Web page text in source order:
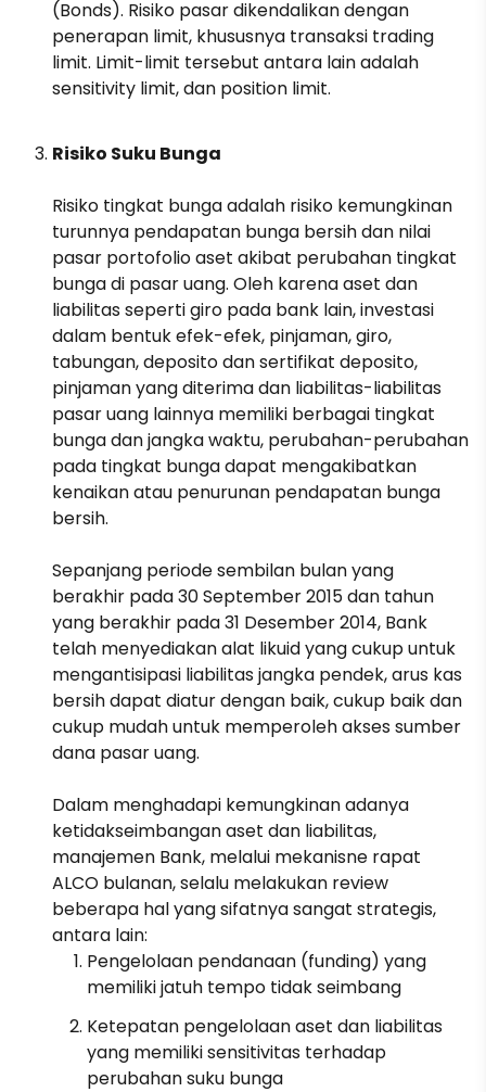
(Bonds). Risiko pasar dikendalikan dengan
penerapan limit, khususnya transaksi trading
limit. Limit-limit tersebut antara lain adalah
sensitivity limit, dan position limit.
Risiko Suku Bunga
Risiko tingkat bunga adalah risiko kemungkinan
turunnya pendapatan bunga bersih dan nilai
pasar portofolio aset akibat perubahan tingkat
bunga di pasar uang. Oleh karena aset dan
liabilitas seperti giro pada bank lain, investasi
dalam bentuk efek-efek, pinjaman, giro,
tabungan, deposito dan sertifikat deposito,
pinjaman yang diterima dan liabilitas-liabilitas
pasar uang lainnya memiliki berbagai tingkat
bunga dan jangka waktu, perubahan-perubahan
pada tingkat bunga dapat mengakibatkan
kenaikan atau penurunan pendapatan bunga
bersih.
Sepanjang periode sembilan bulan yang
berakhir pada 30 September 2015 dan tahun
yang berakhir pada 31 Desember 2014, Bank
telah menyediakan alat likuid yang cukup untuk
mengantisipasi liabilitas jangka pendek, arus kas
bersih dapat diatur dengan baik, cukup baik dan
cukup mudah untuk memperoleh akses sumber
dana pasar uang.
Dalam menghadapi kemungkinan adanya
ketidakseimbangan aset dan liabilitas,
manajemen Bank, melalui mekanisne rapat
ALCO bulanan, selalu melakukan review
beberapa hal yang sifatnya sangat strategis,
antara lain:
Pengelolaan pendanaan (funding) yang
memiliki jatuh tempo tidak seimbang
Ketepatan pengelolaan aset dan liabilitas
yang memiliki sensitivitas terhadap
perubahan suku bunga